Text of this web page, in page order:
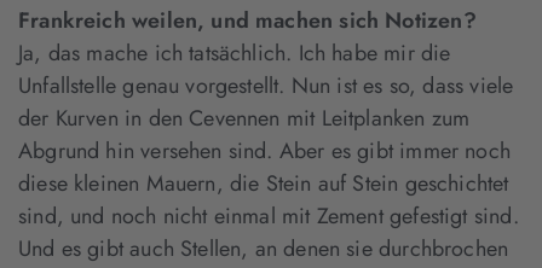
Frankreich weilen, und machen sich Notizen?
Ja, das mache ich tatsächlich. Ich habe mir die
Unfallstelle genau vorgestellt. Nun ist es so, dass viele
der Kurven in den Cevennen mit Leitplanken zum
Abgrund hin versehen sind. Aber es gibt immer noch
diese kleinen Mauern, die Stein auf Stein geschichtet
sind, und noch nicht einmal mit Zement gefestigt sind.
Und es gibt auch Stellen, an denen sie durchbrochen